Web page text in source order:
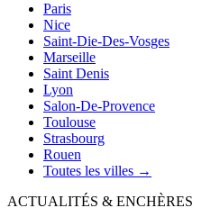
Paris
Nice
Saint-Die-Des-Vosges
Marseille
Saint Denis
Lyon
Salon-De-Provence
Toulouse
Strasbourg
Rouen
Toutes les villes →
ACTUALITÉS & ENCHÈRES